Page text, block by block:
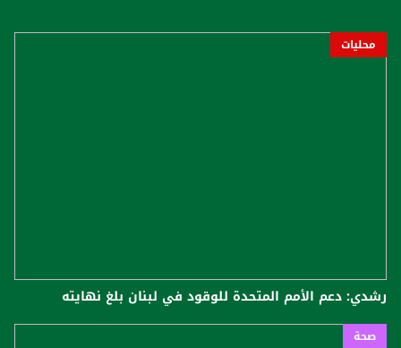
محليات
رشدي: دعم الأمم المتحدة للوقود في لبنان بلغ نهايته
صحة